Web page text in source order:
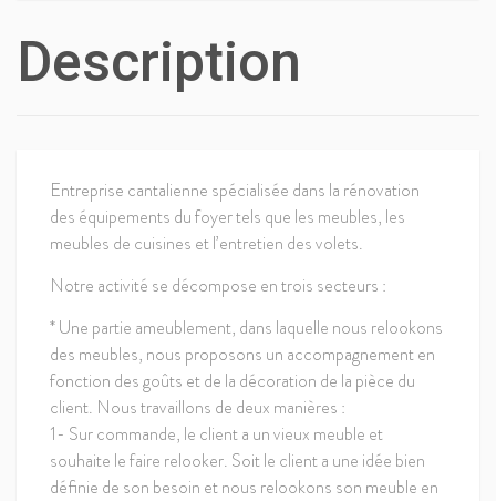
Description
Entreprise cantalienne spécialisée dans la rénovation
des équipements du foyer tels que les meubles, les
meubles de cuisines et l’entretien des volets.
Notre activité se décompose en trois secteurs :
* Une partie ameublement, dans laquelle nous relookons
des meubles, nous proposons un accompagnement en
fonction des goûts et de la décoration de la pièce du
client. Nous travaillons de deux manières :
1- Sur commande, le client a un vieux meuble et
souhaite le faire relooker. Soit le client a une idée bien
définie de son besoin et nous relookons son meuble en